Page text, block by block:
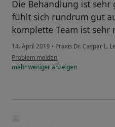
Die Behandlung ist
fühlt sich rundrum gut
komplette Team ist sehr
14. April 2019 • Praxis Dr. Caspar L.
Problem melden
mehrwenigeranzeigen